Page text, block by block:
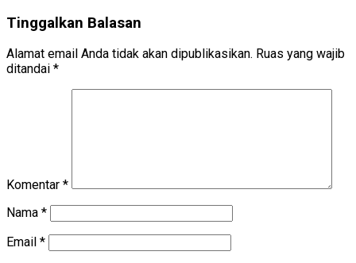
Tinggalkan Balasan
Alamat email Anda tidak akan dipublikasikan. Ruas yang wajib
ditandai *
Komentar *
Nama *
Email *